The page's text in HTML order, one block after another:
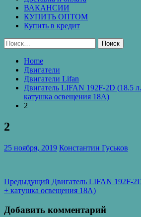
ВАКАНСИИ
КУПИТЬ ОПТОМ
Купить в кредит
Найти:
Home
Двигатели
Двигатели Lifan
Двигатель LIFAN 192F-2D (18.5
катушка освещения 18А)
2
2
25 ноября, 2019 Константин Гуськов
Навигация
по
записям
Предыдущий Предыдущая
запись:
Двигатель LIFAN 192F-
+ катушка освещения 18А)
Добавить комментарий